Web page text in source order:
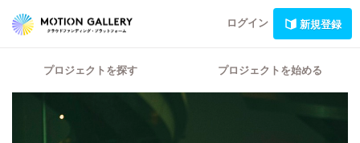
ログイン 新規登録
プロジェクトを探す プロジェクトを始める